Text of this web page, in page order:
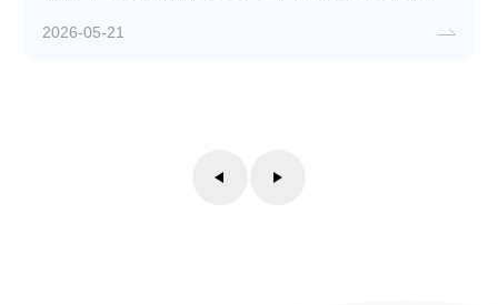
础性工作，也是维护市场公平、公正、公开原
2026-05-21